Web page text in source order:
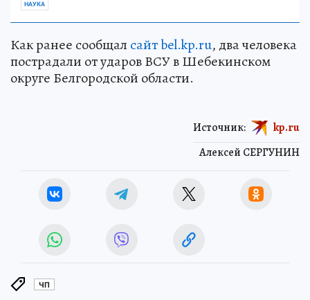
НАУКА
Как ранее сообщал сайт bel.kp.ru, два человека
пострадали от ударов ВСУ в Шебекинском
округе Белгородской области.
Алексей СЕРГУНИН
Источник: kp.ru
ЧП